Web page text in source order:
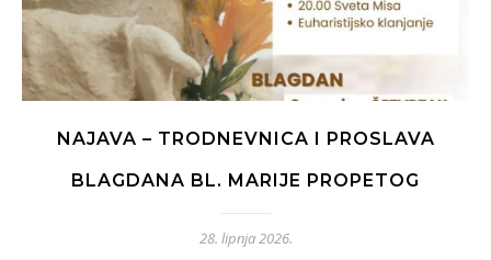
NAJAVA – TRODNEVNICA I PROSLAVA
BLAGDANA BL. MARIJE PROPETOG
28. lipnja 2026.